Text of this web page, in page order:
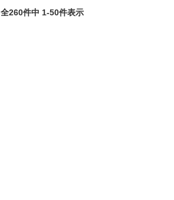
全260件中 1-50件表示